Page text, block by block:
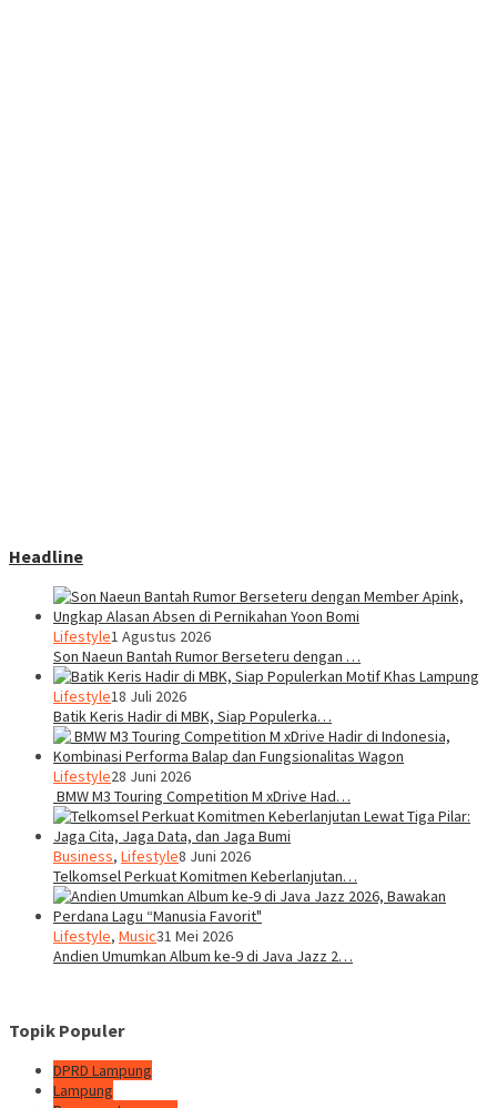
Headline
Lifestyle1 Agustus 2026
Son Naeun Bantah Rumor Berseteru dengan …
Lifestyle18 Juli 2026
Batik Keris Hadir di MBK, Siap Populerka…
Lifestyle28 Juni 2026
BMW M3 Touring Competition M xDrive Had…
Business, Lifestyle8 Juni 2026
Telkomsel Perkuat Komitmen Keberlanjutan…
Lifestyle, Music31 Mei 2026
Andien Umumkan Album ke-9 di Java Jazz 2…
Topik Populer
DPRD Lampung
Lampung